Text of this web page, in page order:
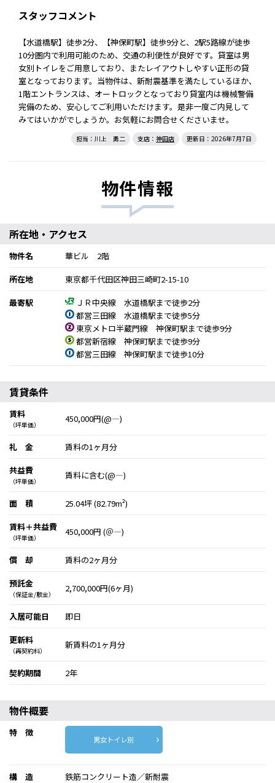
スタッフコメント
【水道橋駅】徒歩2分、【神保町駅】徒歩9分と、2駅5路線が徒歩
10分圏内で利用可能のため、交通の利便性が良好です。貸室は男
女別トイレをご用意しており、またレイアウトしやすい正形の貸
室となっております。当物件は、新耐震基準を満たしているほか、
1階エントランスは、オートロックとなっており貸室内は機械警備
完備のため、安心してご利用いただけます。是非一度ご内見して
みてはいかがでしょうか。お気軽にお問合せくださいませ。
担当：川上 勇二 支店： 神田店 更新日：2026年7月7日
物件情報
所在地・アクセス
物件名
華ビル 2階
所在地
東京都千代田区神田三崎町2-15-10
最寄駅
ＪＲ中央線 水道橋駅まで徒歩2分
都営三田線 水道橋駅まで徒歩5分
東京メトロ半蔵門線 神保町駅まで徒歩9分
都営新宿線 神保町駅まで徒歩9分
都営三田線 神保町駅まで徒歩10分
賃貸条件
賃料
（坪単価）
450,000円(@―)
礼 金
賃料の1ヶ月分
共益費
（坪単価）
賃料に含む(@―)
面 積
25.04坪 (82.79m²)
賃料＋共益費
（坪単価）
450,000円 (＠―)
償 却
賃料の2ヶ月分
預託金
（保証金/敷金）
2,700,000円(6ヶ月)
入居可能日
即日
更新料
（再契約料）
新賃料の1ヶ月分
契約期間 2年
物件概要
特 徴
男女トイレ別
構 造
鉄筋コンクリート造／新耐震